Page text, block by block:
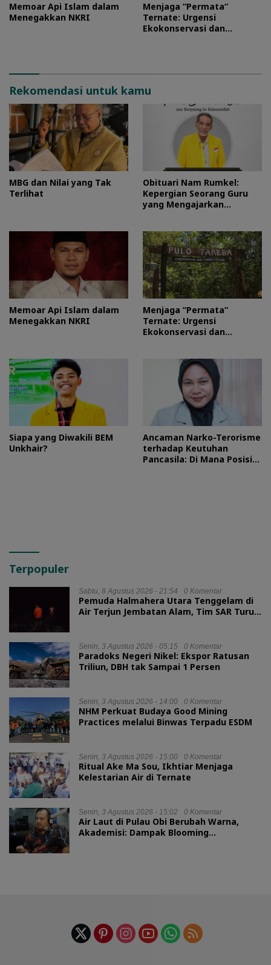
Memoar Api Islam dalam
Menegakkan NKRI
Menjaga “Permata”
Ternate: Urgensi
Ekokonservasi dan
Rekomendasi untuk kamu
MBG dan Nilai yang Tak
Terlihat
Obituari Nam Rumkel:
Kepergian Seorang Guru
yang Mengajarkan
Memoar Api Islam dalam
Menegakkan NKRI
Menjaga “Permata”
Ternate: Urgensi
Ekokonservasi dan
Siapa yang Diwakili BEM
Unkhair?
Ancaman Narko-Terorisme
terhadap Keutuhan
Pancasila: Di Mana Posisi
Terpopuler
Sabtu, 8 Agustus 2026 - 21:54 0 Komentar
Pemuda Halmahera Utara Tenggelam di
Air Terjun Jembatan Alam, Tim SAR Turun
Senin, 3 Agustus 2026 - 05:15 0 Komentar
Paradoks Negeri Nikel: Ekspor Ratusan
Triliun, DBH tak Sampai 1 Persen
Senin, 3 Agustus 2026 - 14:00 0 Komentar
NHM Perkuat Budaya Good Mining
Practices melalui Binwas Terpadu ESDM
Senin, 3 Agustus 2026 - 15:00 0 Komentar
Ritual Ake Ma Sou, Ikhtiar Menjaga
Kelestarian Air di Ternate
Senin, 3 Agustus 2026 - 15:02 0 Komentar
Air Laut di Pulau Obi Berubah Warna,
Akademisi: Dampak Blooming